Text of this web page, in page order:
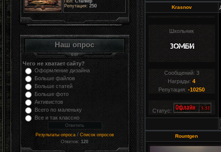
Пол: Сталкер
Репутация: 250
Наш опрос
Чего не хватает сайту?
Оформление дизайна
Больше файлов
Больше статей
Больше фото
Активистов
Всего по маленьку
Все и так классно
Результаты опроса / Список опросов
Ответов:120
Krasnov
Школьник
Сообщений: 3
Награды:4
Репутация:-10250
Статус:
Rountgen